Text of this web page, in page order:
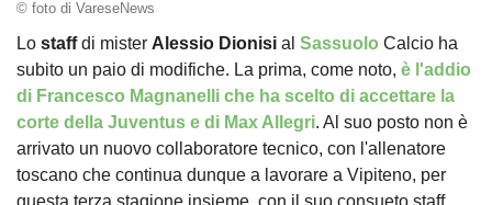
© foto di VareseNews
Lo staffdi mister Alessio Dionisi al Sassuolo Calcio ha
subito un paio di modifiche. La prima, come noto, è l'addio
di Francesco Magnanelli che ha scelto di accettare la
corte della Juventus e di Max Allegri. Al suo posto non è
arrivato un nuovo collaboratore tecnico, con l'allenatore
toscano che continua dunque a lavorare a Vipiteno, per
questa terza stagione insieme, con il suo consueto staff